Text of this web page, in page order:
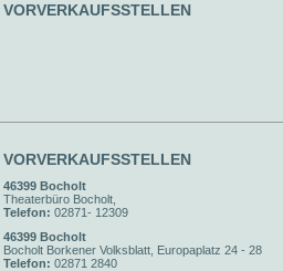
VORVERKAUFSSTELLEN
VORVERKAUFSSTELLEN
46399 Bocholt
Theaterbüro Bocholt,
Telefon: 02871- 12309
46399 Bocholt
Bocholt Borkener Volksblatt, Europaplatz 24 - 28
Telefon: 02871 2840